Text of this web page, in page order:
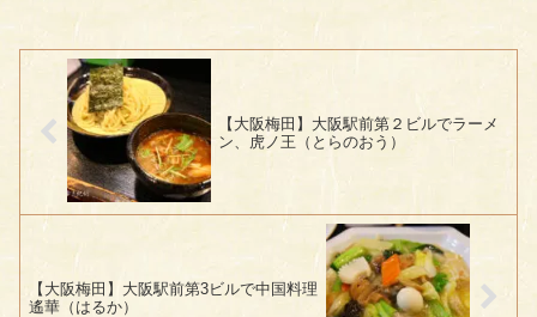
【大阪梅田】大阪駅前第２ビルでラーメ
ン、虎ノ王（とらのおう）
【大阪梅田】大阪駅前第3ビルで中国料理
遙華（はるか）